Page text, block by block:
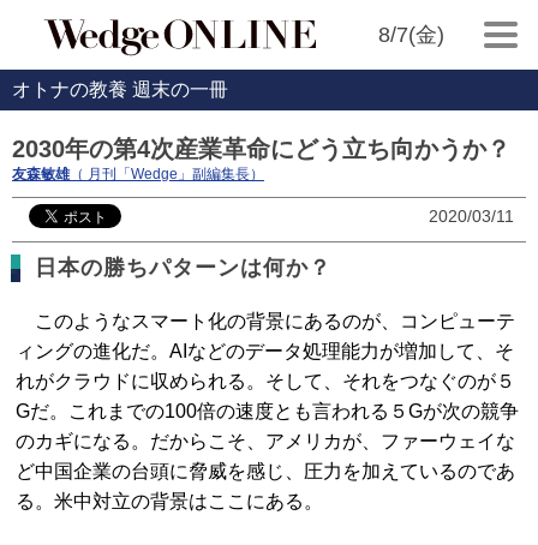
8/7(金)
オトナの教養 週末の一冊
2030年の第4次産業革命にどう立ち向かうか？
友森敏雄（ 月刊「Wedge」副編集長）
2020/03/11
日本の勝ちパターンは何か？
このようなスマート化の背景にあるのが、コンピューテ
ィングの進化だ。AIなどのデータ処理能力が増加して、そ
れがクラウドに収められる。そして、それをつなぐのが５
Gだ。これまでの100倍の速度とも言われる５Gが次の競争
のカギになる。だからこそ、アメリカが、ファーウェイな
ど中国企業の台頭に脅威を感じ、圧力を加えているのであ
る。米中対立の背景はここにある。